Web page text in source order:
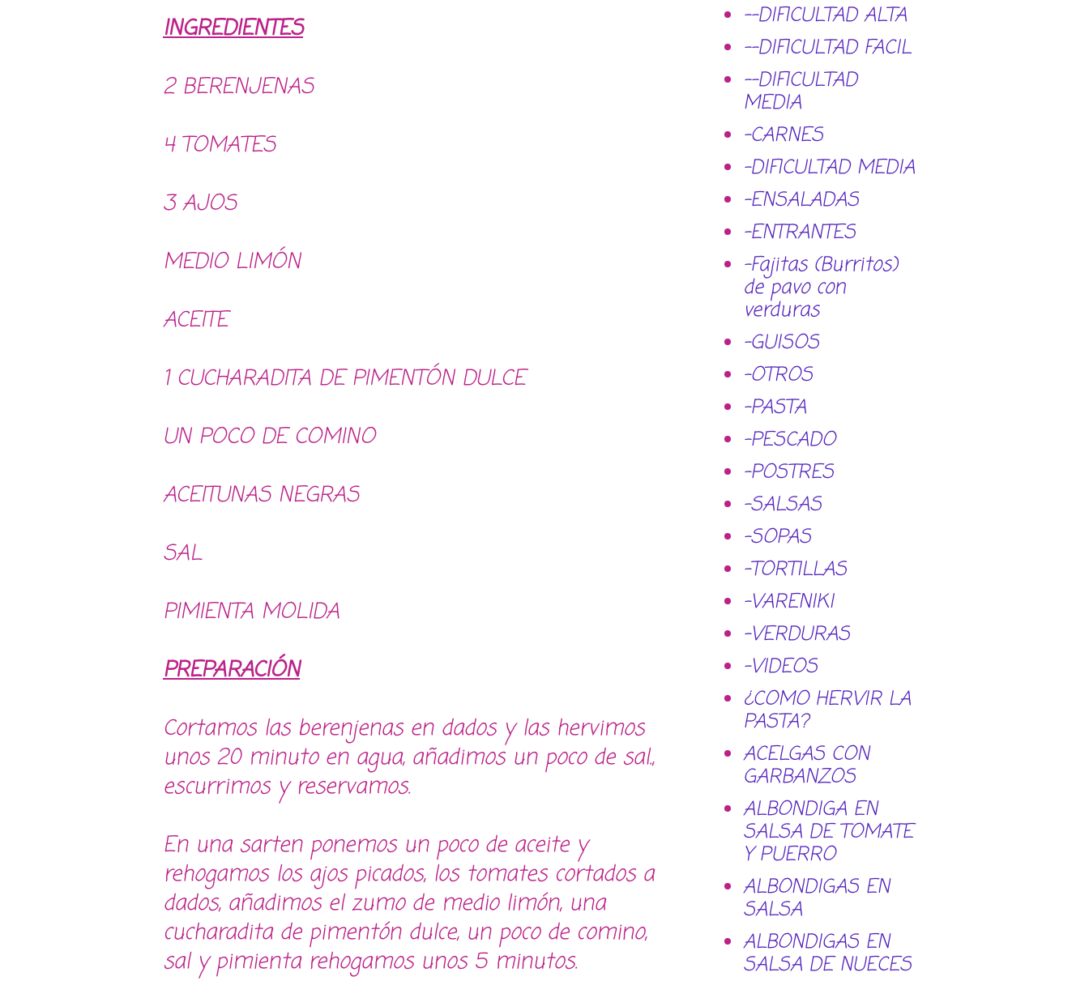
INGREDIENTES
2 BERENJENAS
4 TOMATES
3 AJOS
MEDIO LIMÓN
ACEITE
1 CUCHARADITA DE PIMENTÓN DULCE
UN POCO DE COMINO
ACEITUNAS NEGRAS
SAL
PIMIENTA MOLIDA
PREPARACIÓN
Cortamos las berenjenas en dados y las hervimos
unos 20 minuto en agua, añadimos un poco de sal.,
escurrimos y reservamos.
En una sarten ponemos un poco de aceite y
rehogamos los ajos picados, los tomates cortados a
dados, añadimos el zumo de medio limón, una
cucharadita de pimentón dulce, un poco de comino,
sal y pimienta rehogamos unos 5 minutos.
--DIFICULTAD ALTA
--DIFICULTAD FACIL
--DIFICULTAD
MEDIA
-CARNES
-DIFICULTAD MEDIA
-ENSALADAS
-ENTRANTES
-Fajitas (Burritos)
de pavo con
verduras
-GUISOS
-OTROS
-PASTA
-PESCADO
-POSTRES
-SALSAS
-SOPAS
-TORTILLAS
-VARENIKI
-VERDURAS
-VIDEOS
¿COMO HERVIR LA
PASTA?
ACELGAS CON
GARBANZOS
ALBONDIGA EN
SALSA DE TOMATE
Y PUERRO
ALBONDIGAS EN
SALSA
ALBONDIGAS EN
SALSA DE NUECES